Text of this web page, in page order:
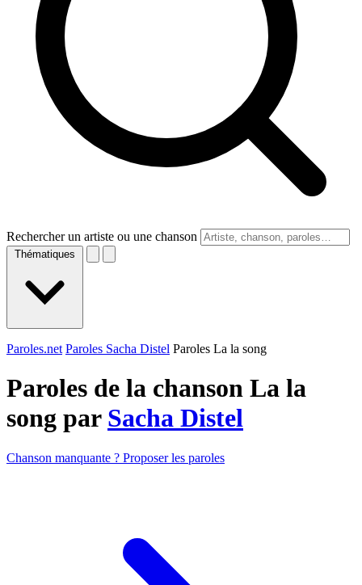
Rechercher un artiste ou une chanson
Thématiques
Paroles.net Paroles Sacha Distel Paroles La la song
Paroles de la chanson La la
song par Sacha Distel
Chanson manquante ? Proposer les paroles